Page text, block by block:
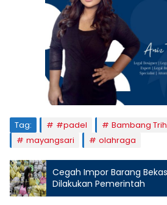
Tag: #padel
Bambang
mayangsari
olahraga
Cegah Impor Barang
Dilakukan Pemerintah